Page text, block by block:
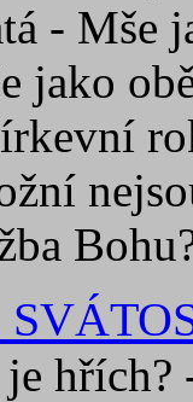
- Mše
jako
hřích?